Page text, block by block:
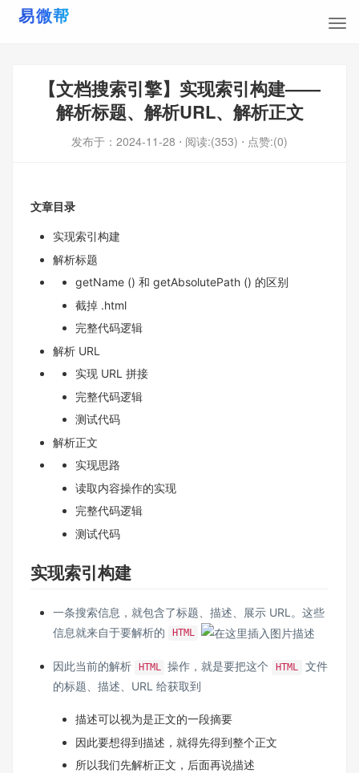
【文档搜索引擎】实现索引构建——
解析标题、解析URL、解析正文
发布于： 2024-11-28 ⋅ 阅读:(353) ⋅ 点赞:(0)
文章目录
实现索引构建
解析标题
getName () 和 getAbsolutePath () 的区别
截掉 .html
完整代码逻辑
解析 URL
实现 URL 拼接
完整代码逻辑
测试代码
解析正文
实现思路
读取内容操作的实现
完整代码逻辑
测试代码
实现索引构建
一条搜索信息，就包含了标题、描述、展示 URL。这些
信息就来自于要解析的
HTML
因此当前的解析 HTML 操作，就是要把这个 HTML
文件
的标题、描述、URL 给获取到
描述可以视为是正文的一段摘要
因此要想得到描述，就得先得到整个正文
所以我们先解析正文，后面再说描述